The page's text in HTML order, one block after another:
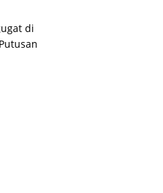
di